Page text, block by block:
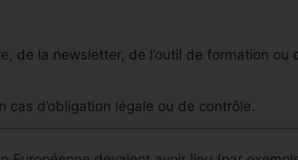
de la newsletter, de l’outil de formation ou
d’obligation légale ou de contrôle.